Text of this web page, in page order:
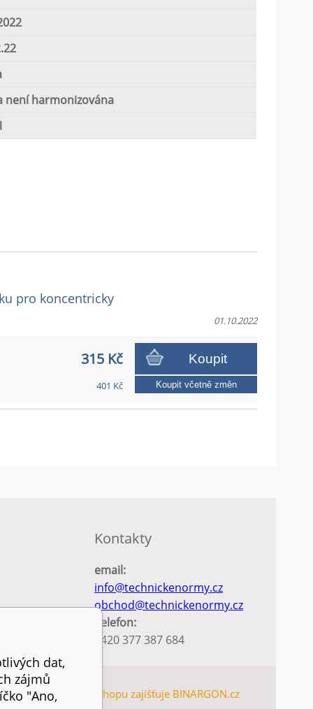
není harmonizována
pro koncentricky
01.10.2022
315 Kč Koupit
401 Kč Koupit včetně změn
Kontakty
email:
info@technickenormy.cz
obchod@technickenormy.cz
Telefon:
+420 377 387 684
Pronájem eshopu zajišťuje BINARGON.cz
dat,
zájmů
"Ano,